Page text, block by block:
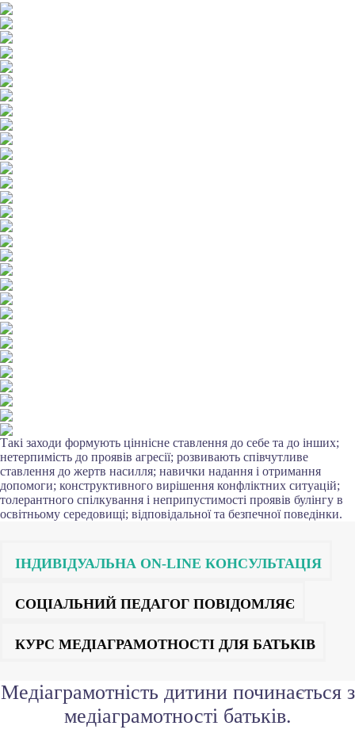
Такі заходи формують ціннісне ставлення до себе та до інших;
нетерпимість до проявів агресії; розвивають співчутливе
ставлення до жертв насилля; навички надання і отримання
допомоги; конструктивного вирішення конфліктних ситуацій;
толерантного спілкування і неприпустимості проявів булінгу в
освітньому середовищі; відповідальної та безпечної поведінки.
ІНДИВІДУАЛЬНА ON-LINE КОНСУЛЬТАЦІЯ
СОЦІАЛЬНИЙ ПЕДАГОГ ПОВІДОМЛЯЄ
КУРС МЕДІАГРАМОТНОСТІ ДЛЯ БАТЬКІВ
Медіаграмотність дитини починається з
медіаграмотності батьків.